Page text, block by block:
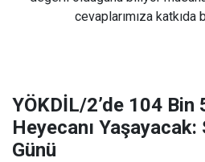
cevaplarımıza katkıda
YÖKDİL/2’de 104 Bin
Heyecanı Yaşayacak:
Günü